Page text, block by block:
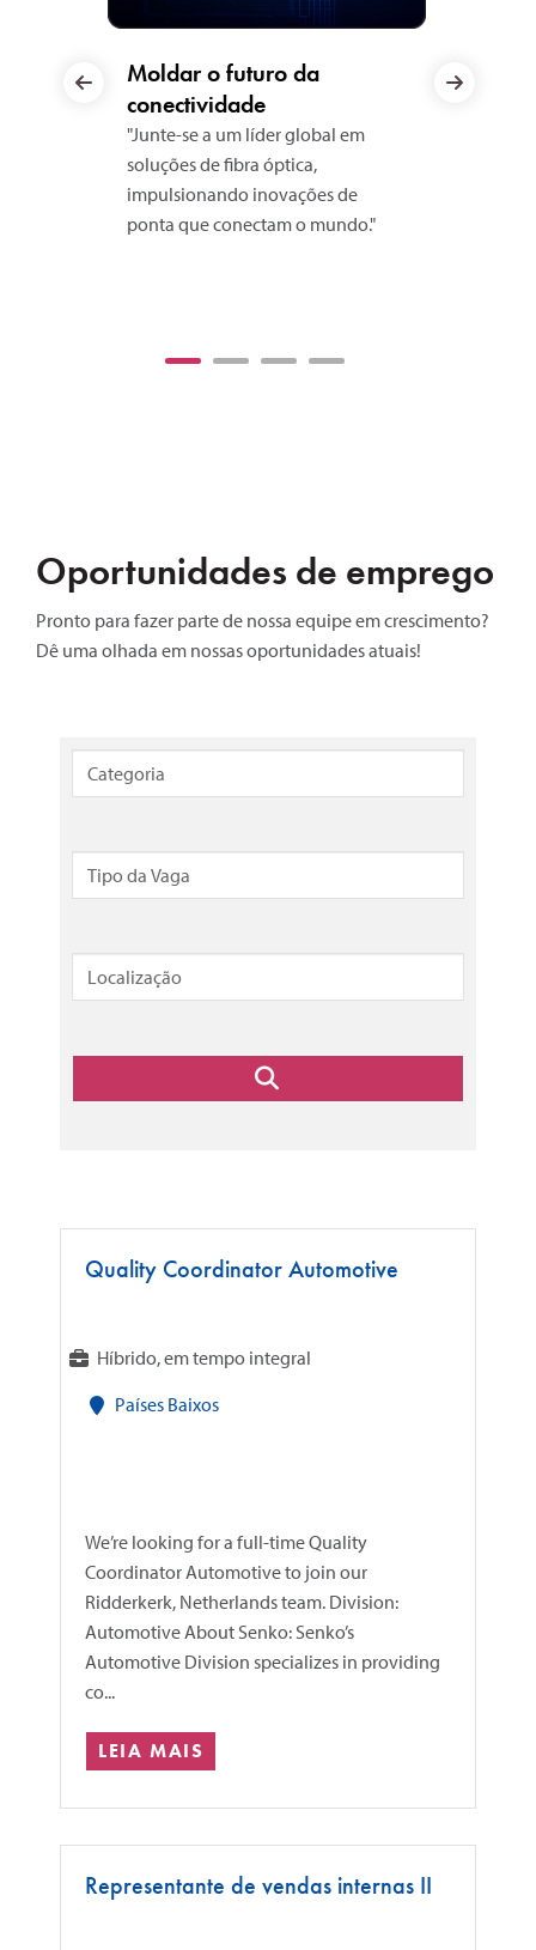
Moldar o futuro da
conectividade
"Junte-se a um líder global em
soluções de fibra óptica,
impulsionando inovações de
ponta que conectam o mundo."
Oportunidades de emprego
Pronto para fazer parte de nossa equipe em crescimento?
Dê uma olhada em nossas oportunidades atuais!
Quality Coordinator Automotive
Híbrido, em tempo integral
Países Baixos
We’re looking for a full-time Quality
Coordinator Automotive to join our
Ridderkerk, Netherlands team. Division:
Automotive About Senko: Senko’s
Automotive Division specializes in providing
co...
LEIA MAIS
Representante de vendas internas II